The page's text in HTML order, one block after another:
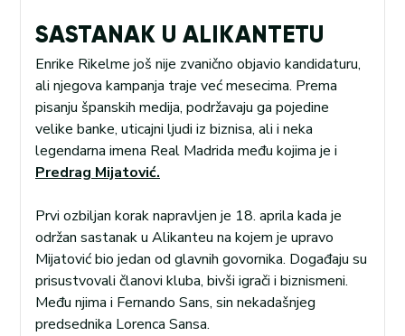
SASTANAK U ALIKANTETU
Enrike Rikelme još nije zvanično objavio kandidaturu,
ali njegova kampanja traje već mesecima. Prema
pisanju španskih medija, podržavaju ga pojedine
velike banke, uticajni ljudi iz biznisa, ali i neka
legendarna imena Real Madrida među kojima je i
Predrag Mijatović.
Prvi ozbiljan korak napravljen je 18. aprila kada je
održan sastanak u Alikanteu na kojem je upravo
Mijatović bio jedan od glavnih govornika. Događaju su
prisustvovali članovi kluba, bivši igrači i biznismeni.
Među njima i Fernando Sans, sin nekadašnjeg
predsednika Lorenca Sansa.